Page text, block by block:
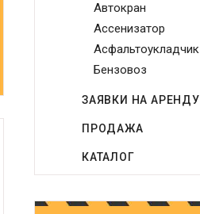
Автокран
Ассенизатор
Асфальтоукладчик
Бензовоз
Виброплита
Генератор
Грейдер
ЗАЯВКИ НА АРЕНДУ
ПРОДАЖА
КАТАЛОГ